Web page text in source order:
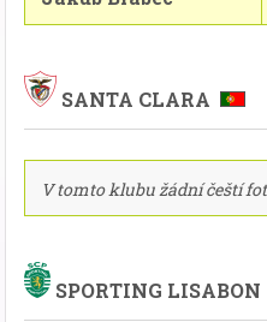
SANTA CLARA
V tomto klubu žádní čeští
SPORTING LISABON